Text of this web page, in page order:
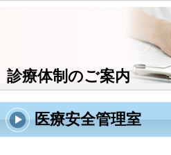
診療体制のご案内
医療安全管理室